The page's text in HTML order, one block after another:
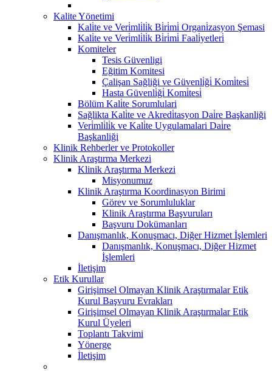
Kalite Yönetimi
Kali̇te ve Veri̇mli̇li̇k Bi̇ri̇mi̇ Organi̇zasyon Şemasi
Kali̇te ve Veri̇mli̇li̇k Bi̇ri̇mi̇ Faali̇yetleri̇
Komiteler
Tesis Güvenligi
Eğitim Komitesi
Çalişan Sağliği ve Güvenli̇ği̇ Komi̇tesi̇
Hasta Güvenli̇ği̇ Komi̇tesi̇
Bölüm Kali̇te Sorumlulari
Sağlikta Kali̇te ve Akredi̇tasyon Dai̇re Başkanliği
Veri̇mli̇li̇k ve Kali̇te Uygulamalari Dai̇re
Başkanliği
Klinik Rehberler ve Protokoller
Klinik Araştırma Merkezi
Klinik Araştırma Merkezi
Misyonumuz
Klinik Araştırma Koordinasyon Birimi
Görev ve Sorumluluklar
Klinik Araştırma Başvuruları
Başvuru Dokümanları
Danışmanlık, Konuşmacı, Diğer Hizmet İşlemleri
Danışmanlık, Konuşmacı, Diğer Hizmet
İşlemleri
İletişim
Etik Kurullar
Girişimsel Olmayan Klinik Araştırmalar Etik
Kurul Başvuru Evrakları
Girişimsel Olmayan Klinik Araştırmalar Etik
Kurul Üyeleri
Toplantı Takvimi
Yönerge
İletişim